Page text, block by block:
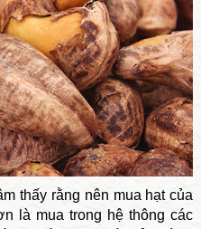
thấy rằng nên mua hạt của
là mua trong hệ thông các